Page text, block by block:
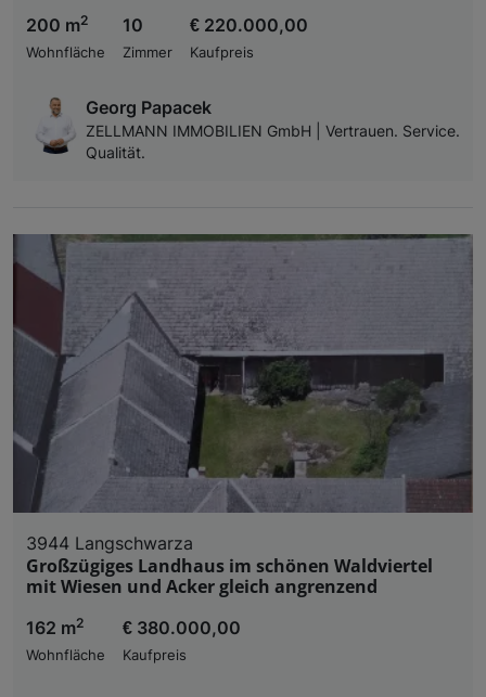
200 m2
Wohnfläche
10
Zimmer
€ 220.000,00
Kaufpreis
Georg Papacek
ZELLMANN IMMOBILIEN GmbH | Vertrauen. Service.
Qualität.
3944 Langschwarza
Großzügiges Landhaus im schönen Waldviertel
mit Wiesen und Acker gleich angrenzend
162 m2
Wohnfläche
€ 380.000,00
Kaufpreis